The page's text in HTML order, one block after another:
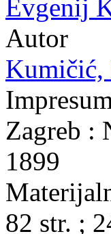
Evgenij
Autor
Kumičić,
Zagreb :
1899
82 str. ;